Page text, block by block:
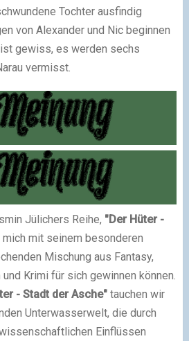
Tochter ausfindig
von Alexander und Nic beginnen
gewiss, es werden sechs
vermisst.
Jülichers Reihe, "Der Hüter -
mich mit seinem besonderen
Mischung aus Fantasy,
Krimi für sich gewinnen können.
- Stadt der Asche"tauchen wir
Unterwasserwelt, die durch
Einflüssen